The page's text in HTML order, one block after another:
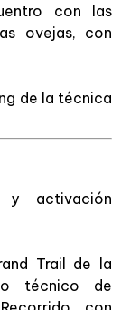
con las
ovejas, con
de la técnica
y activación
Trail de la
técnico de